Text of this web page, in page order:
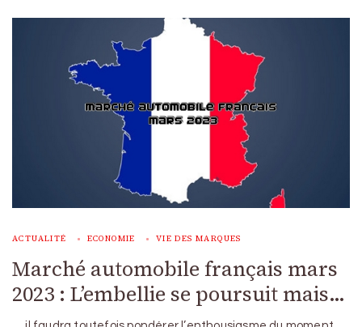
ACTUALITÉ ECONOMIE VIE DES MARQUES
Marché automobile français mars
2023 : L’embellie se poursuit mais…